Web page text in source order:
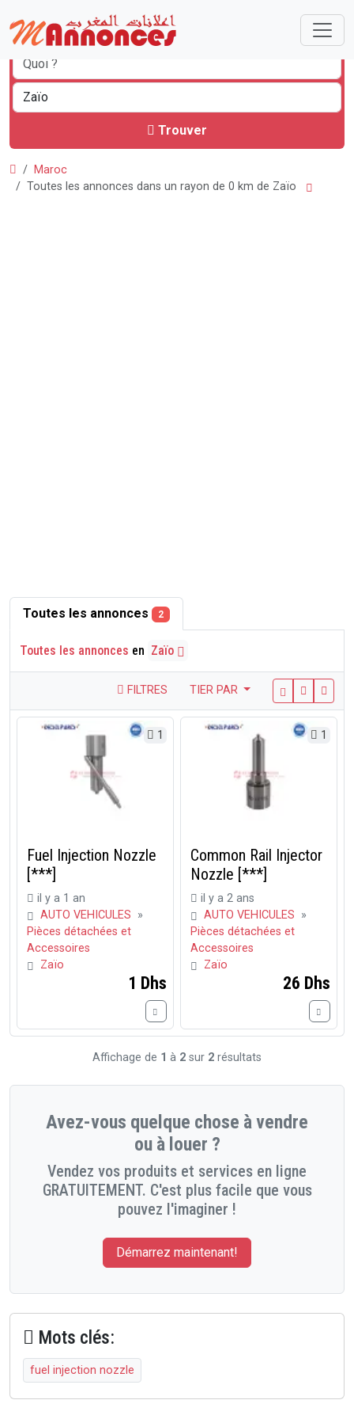
Trouver
Maroc
Toutes les annonces dans un rayon de 0 km de Zaïo
Toutes les annonces 2
Toutes les annonces en Zaïo
FILTRES TIER PAR
1
Fuel Injection Nozzle
[***]
il y a 1 an
AUTO VEHICULES »
Pièces détachées et
Accessoires
Zaïo
1 Dhs
1
Common Rail Injector
Nozzle [***]
il y a 2 ans
AUTO VEHICULES »
Pièces détachées et
Accessoires
Zaïo
26 Dhs
Affichage de 1 à 2 sur 2 résultats
Avez-vous quelque chose à vendre
ou à louer ?
Vendez vos produits et services en ligne
GRATUITEMENT. C'est plus facile que vous
pouvez l'imaginer !
Démarrez maintenant!
Mots clés:
fuel injection nozzle